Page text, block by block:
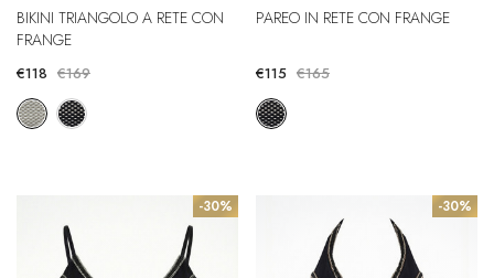
BIKINI TRIANGOLO A RETE CON
FRANGE
€118 €169
PAREO IN RETE CON FRANGE
€115 €165
-30% -30%